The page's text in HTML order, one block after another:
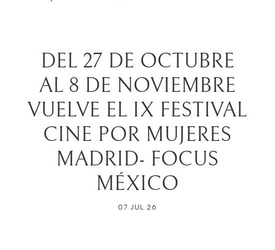
DEL 27 DE OCTUBRE
AL 8 DE NOVIEMBRE
VUELVE EL IX FESTIVAL
CINE POR MUJERES
MADRID- FOCUS
MÉXICO
07 JUL 26